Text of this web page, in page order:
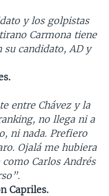
y los golpistas
Carmona tiene
su candidato, AD y
entre Chávez y la
no llega ni a
ni nada. Prefiero
Ojalá me hubiera
Carlos Andrés
Capriles.